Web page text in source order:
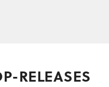
RELEASES